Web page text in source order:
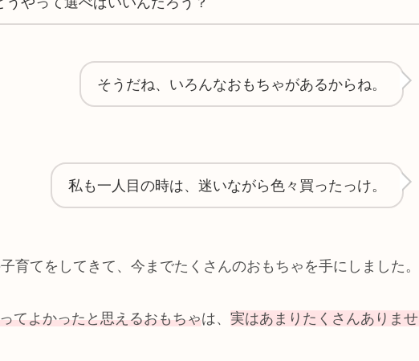
そうだね、いろんなおもちゃがあるからね。
私も一人目の時は、迷いながら色々買ったっけ。
育てをしてきて、今までたくさんのおもちゃを手にしました。
てよかったと思えるおもちゃは、 実はあまりたくさんありま